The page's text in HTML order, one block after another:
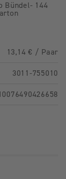
Bündel- 144
13,14 € / Paar
3011-755010